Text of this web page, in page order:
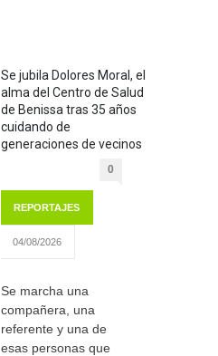
Se jubila Dolores Moral, el
alma del Centro de Salud
de Benissa tras 35 años
cuidando de
generaciones de vecinos
0
REPORTAJES
04/08/2026
Se marcha una
compañera, una
referente y una de
esas personas que